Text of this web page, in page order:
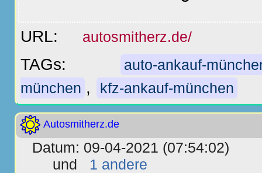
URL: autosmitherz.de/
TAGs:
auto-ankauf-
münchen , kfz-ankauf-münchen
Autosmitherz.de
Datum: 09-04-2021 (07:54:02)
und 1 andere